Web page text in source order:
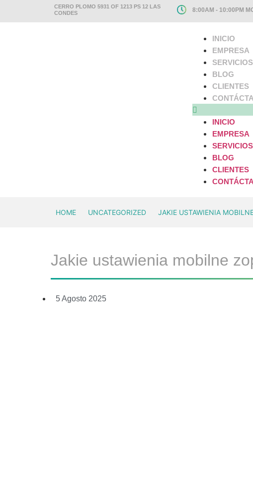
CERRO PLOMO 5931 OF 1213 PS 12 LAS
CONDES
8:00AM - 10:00PM
INICIO
EMPRESA
SERVICIOS
BLOG
CLIENTES
INICIO
EMPRESA
SERVICIOS
BLOG
CLIENTES
HOME UNCATEGORIZED JAKIE USTAWIENIA
Jakie ustawienia mobilne
5 Agosto 2025